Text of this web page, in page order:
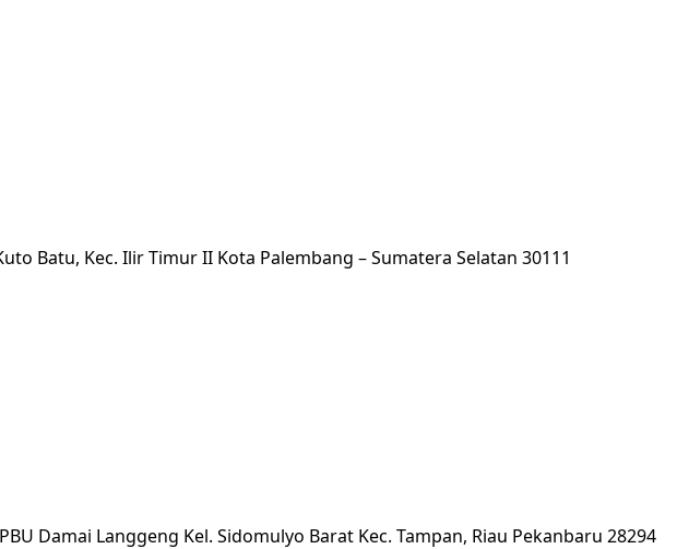
Batu, Kec. Ilir Timur II Kota Palembang – Sumatera Selatan 30111
Damai Langgeng Kel. Sidomulyo Barat Kec. Tampan, Riau Pekanbaru 28294